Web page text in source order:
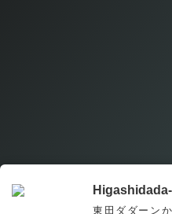
東田ダダーン